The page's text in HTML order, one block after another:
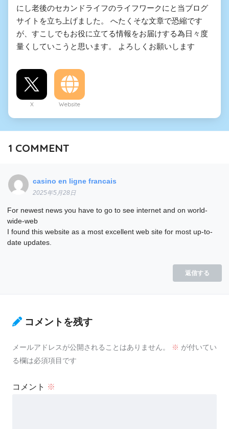
にし老後のセカンドライフのライフワークにと当ブログ
サイトを立ち上げました。 へたくそな文章で恐縮です
が、すこしでもお役に立てる情報をお届けする為日々度
量くしていこうと思います。 よろしくお願いします
X Website
1 COMMENT
casino en ligne francais
2025年5月28日
For newest news you have to go to see internet and on world-
wide-web
I found this website as a most excellent web site for most up-to-
date updates.
返信する
コメントを残す
メールアドレスが公開されることはありません。 ※ が付いてい
る欄は必須項目です
コメント ※